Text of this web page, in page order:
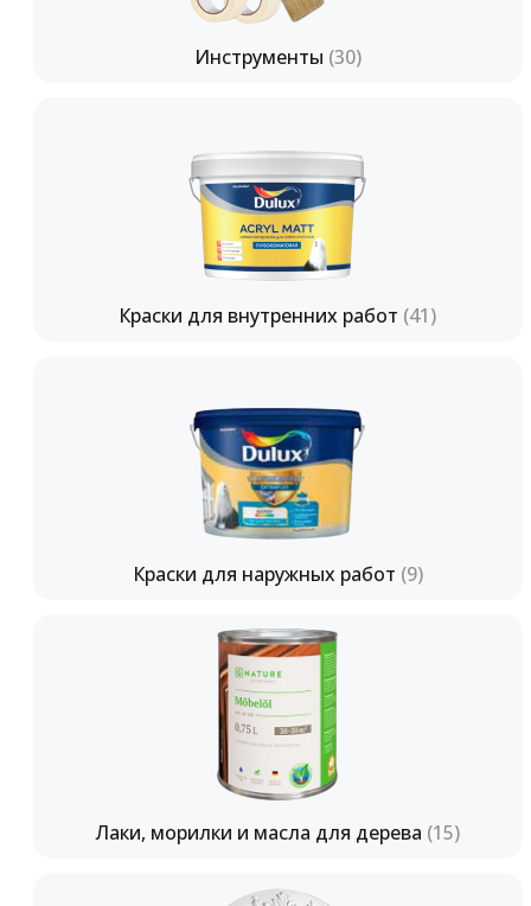
Инструменты (30)
Краски для внутренних работ (41)
Краски для наружных работ (9)
Лаки, морилки и масла для дерева (15)